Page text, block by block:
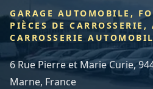
GARAGE AUTOMOBILE,
PIÈCES DE CARROSSERIE,
CARROSSERIE
6 Rue Pierre et Marie Curie,
Marne, France